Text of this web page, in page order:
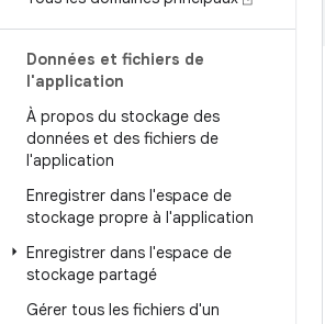
Données et fichiers de
l'application
À propos du stockage des
données et des fichiers de
l'application
Enregistrer dans l'espace de
stockage propre à l'application
Enregistrer dans l'espace de
stockage partagé
Gérer tous les fichiers d'un